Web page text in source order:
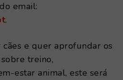
email:
.
e quer aprofundar os
treino,
estar animal, este será